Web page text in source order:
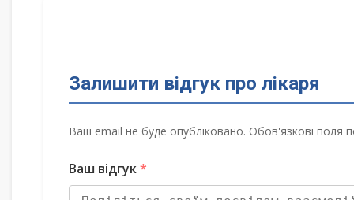
Залишити відгук про лікаря
Ваш email не буде опубліковано. Обов'язкові поля
Ваш відгук*